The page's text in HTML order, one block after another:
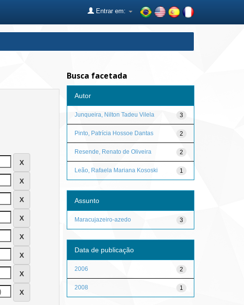
Entrar em:
Busca facetada
Autor
3
Junqueira, Nilton Tadeu Vilela
2
Pinto, Patrícia Hossoe Dantas
2
Resende, Renato de Oliveira
1
Leão, Rafaela Mariana Kososki
Assunto
3
Maracujazeiro-azedo
Data de publicação
2
2006
1
2008